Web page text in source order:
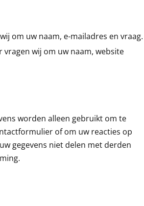
om uw naam, e-mailadres en vraag.
vragen wij om uw naam, website
worden alleen gebruikt om te
of om uw reacties op
gegevens niet delen met derden